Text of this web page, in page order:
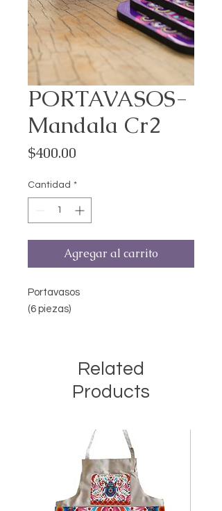
PORTAVASOS-
Mandala Cr2
$400.00
Cantidad *
Agregar al carrito
Portavasos
(6 piezas)
Related
Products